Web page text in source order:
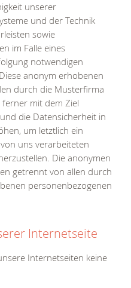
unserer
und der Technik
sowie
im Falle eines
notwendigen
anonym erhobenen
durch die Musterfirma
mit dem Ziel
die Datensicherheit in
um letztlich ein
uns verarbeiteten
Die anonymen
getrennt von allen durch
personenbezogenen
Internetseite
Internetseiten keine